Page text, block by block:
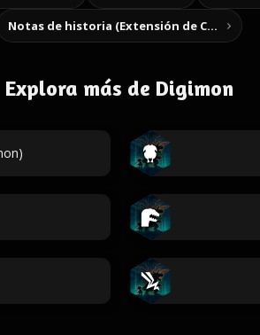
Notas de historia (Extensión de Chrome)
Explora más de Digimon